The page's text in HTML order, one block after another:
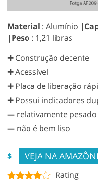
Material : Alumínio |
| Peso : 1,21 libras
✚ Construção decente
✚ Acessível
✚ Placa de liberação
✚ Possui indicadores
— relativamente pesado
— não é bem liso
$ VEJA NA
Rating